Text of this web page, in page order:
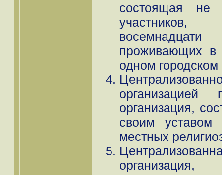
состоящая
участников,
проживающих в
одном
организацией
организация,
своим
местных